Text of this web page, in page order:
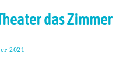
das Zimmer
2021